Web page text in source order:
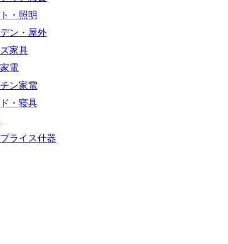
・照明
ン・屋外
家具
電
ン家電
・寝具
ライス什器